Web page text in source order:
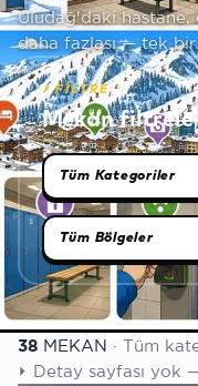
Uludağ'daki
daha fazlası — tek
⏵ FİLTRE
Mekan filtrele
Kategori seçimi
Bölge seçimi
Mekan listesi
38 MEKAN · Tüm
⏵ Detay sayfası yok